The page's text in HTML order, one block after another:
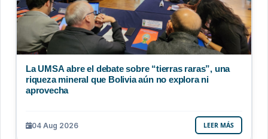
La UMSA abre el debate sobre “tierras raras”, una
riqueza mineral que Bolivia aún no explora ni
aprovecha
04 Aug 2026 LEER MÁS